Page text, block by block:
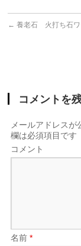
← 養老石 火打ち石ワ
コメントを
メールアドレスが
欄は必須項目です
コメント
名前*